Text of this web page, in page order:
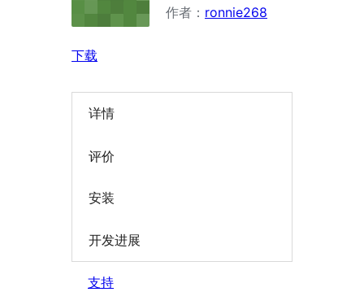
作者： ronnie268
下载
详情
评价
安装
开发进展
支持